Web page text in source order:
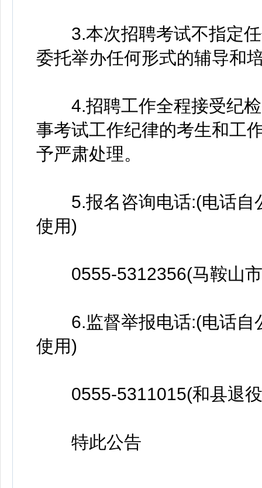
3.本次招聘考试不指定任
委托举办任何形式的辅导和
4.招聘工作全程接受纪检
事考试工作纪律的考生和工
予严肃处理。
5.报名咨询电话:(电话自
使用)
0555-5312356(马鞍山市
6.监督举报电话:(电话自
使用)
0555-5311015(和县退役
特此公告